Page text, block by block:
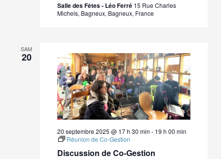
Salle des Fêtes - Léo Ferré 15 Rue Charles
Michels, Bagneux, Bagneux, France
SAM
20
20 septembre 2025 @ 17 h 30 min - 19 h 00 min
Réunion de Co-Gestion
Discussion de Co-Gestion